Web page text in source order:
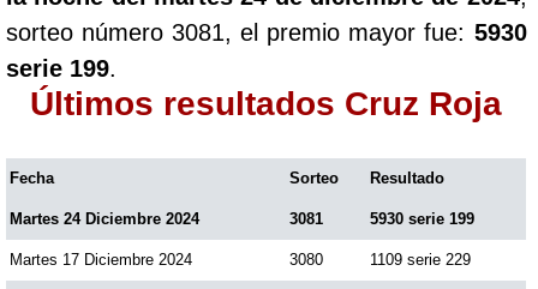
sorteo número 3081, el premio mayor fue: 5930
serie 199.
Últimos resultados Cruz Roja
Fecha Sorteo Resultado
Martes 24 Diciembre 2024 3081 5930 serie 199
Martes 17 Diciembre 2024 3080 1109 serie 229